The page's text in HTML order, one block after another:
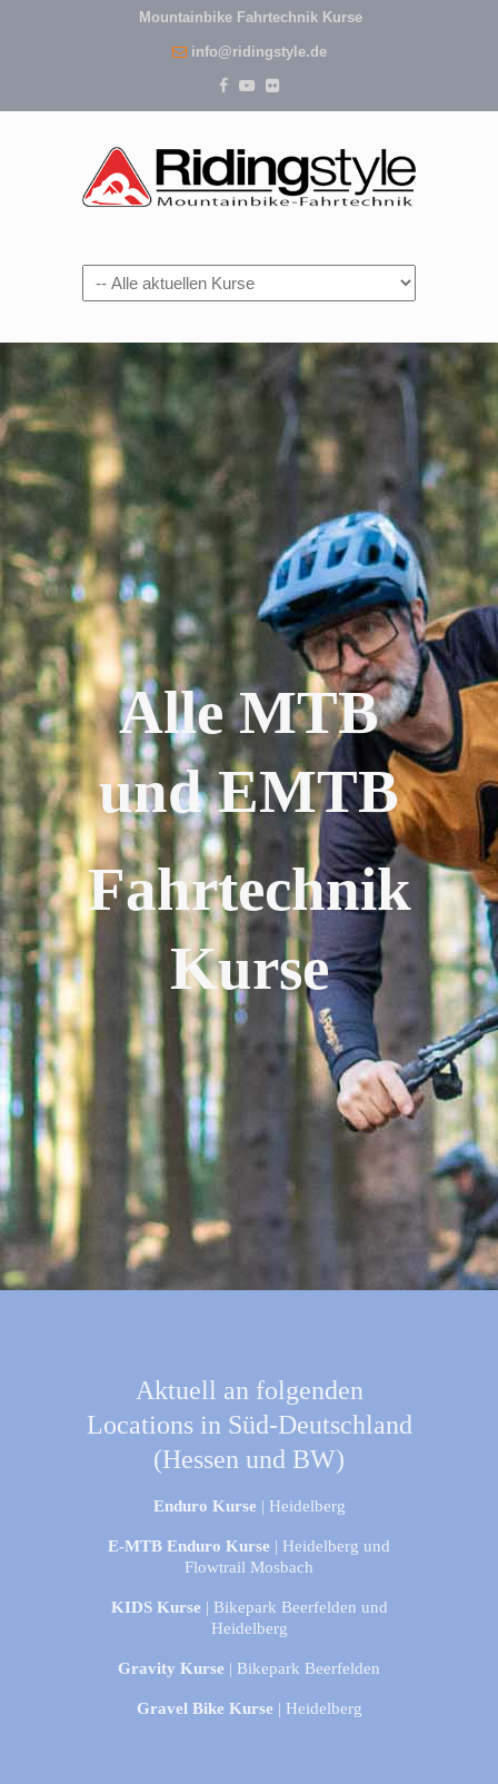
Mountainbike Fahrtechnik Kurse
info@ridingstyle.de
Navigation
Alle MTB
und EMTB
Fahrtechnik
Kurse
Aktuell an folgenden
Locations in Süd-Deutschland
(Hessen und BW)
Enduro Kurse | Heidelberg
E-MTB Enduro Kurse | Heidelberg und
Flowtrail Mosbach
KIDS Kurse | Bikepark Beerfelden und
Heidelberg
Gravity Kurse | Bikepark Beerfelden
Gravel Bike Kurse | Heidelberg